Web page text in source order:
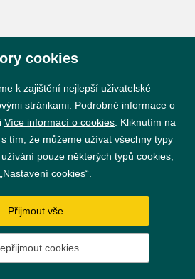
GDPR
cookies
cookies
k zajištění nejlepší uživatelské
stránkami. Podrobné informace o
Více informací o cookies . Kliknutím na
s tím, že můžeme užívat všechny typy
pouze některých typů cookies,
cookies“.
Přijmout vše
cookies